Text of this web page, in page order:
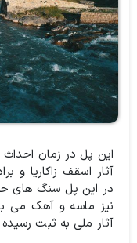
آثار اسقف زاکاریا و
در این پل سنگ های
آثار ملی به ثبت